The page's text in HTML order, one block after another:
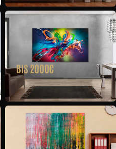
BIS 2000€